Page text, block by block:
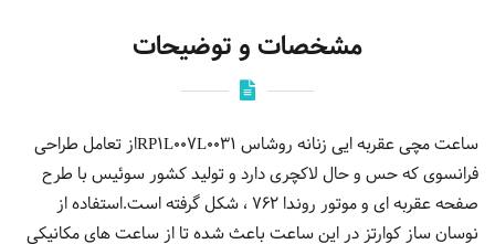
مشخصات و توضیحات
ساعت مچی عقربه ایی زنانه روشاس RP1L007L0031از تعامل طراحی
فرانسوی که حس و حال لاکچری دارد و تولید کشور سوئیس با طرح
صفحه عقربه ای و موتور روندا 762 ، شکل گرفته است.استفاده از
نوسان ساز کوارتز در این ساعت باعث شده تا از ساعت های مکانیکی